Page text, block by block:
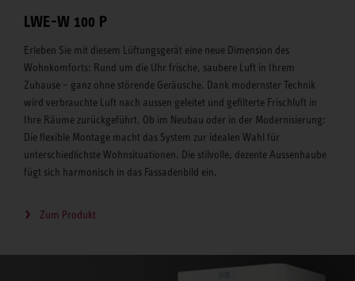
LWE-W 100 P
Erleben Sie mit diesem Lüftungsgerät eine neue Dimension des
Wohnkomforts: Rund um die Uhr frische, saubere Luft in Ihrem
Zuhause – ganz ohne störende Geräusche. Dank modernster Technik
wird verbrauchte Luft nach aussen geleitet und gefilterte Frischluft in
Ihre Räume zurückgeführt. Ob im Neubau oder in der Modernisierung:
Die flexible Montage macht das System zur idealen Wahl für
unterschiedlichste Wohnsituationen. Die stilvolle, dezente Aussenhaube
fügt sich harmonisch in das Fassadenbild ein.
Zum Produkt